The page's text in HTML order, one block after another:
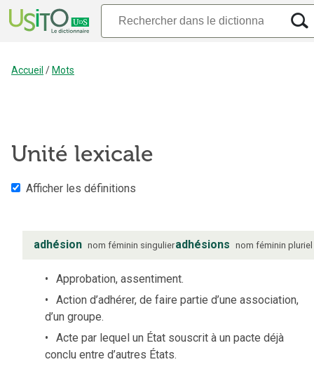
Accueil / Mots
Unité lexicale
Afficher les définitions
adhésion nom féminin singulieradhésions nom féminin pluriel
Approbation, assentiment.
Action d’adhérer, de faire partie d’une association,
d’un groupe.
Acte par lequel un État souscrit à un pacte déjà
conclu entre d’autres États.